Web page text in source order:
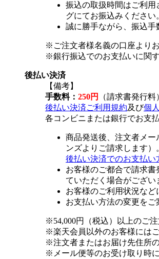
振込の取扱時間はご利
グにてお振込みください
誠に勝手ながら、振込手
※ご注文者様名義の口座より
※銀行振込でのお支払いに関
後払い決済
【備考】
手数料： 250円
（請求書発行
後払い決済ご利用規約及び個
各コンビニまたは銀行でお支
商品発送後、注文者メ
ンズよりご請求します）
後払い決済でのお支払い
お客様のご都合で請求
ていただく場合がござい
お客様のご利用状況など
お支払い方法の変更をご
※54,000円（税込）以上のご
※楽天会員以外のお客様には
※注文者またはお届け先住所
※メール便等のお受け取り時